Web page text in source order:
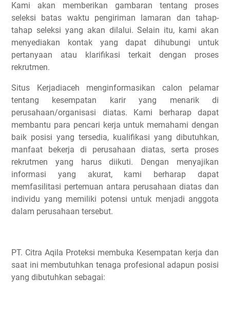
Kami akan memberikan gambaran tentang proses
seleksi batas waktu pengiriman lamaran dan tahap-
tahap seleksi yang akan dilalui. Selain itu, kami akan
menyediakan kontak yang dapat dihubungi untuk
pertanyaan atau klarifikasi terkait dengan proses
rekrutmen.
Situs Kerjadiaceh menginformasikan calon pelamar
tentang kesempatan karir yang menarik di
perusahaan/organisasi diatas. Kami berharap dapat
membantu para pencari kerja untuk memahami dengan
baik posisi yang tersedia, kualifikasi yang dibutuhkan,
manfaat bekerja di perusahaan diatas, serta proses
rekrutmen yang harus diikuti. Dengan menyajikan
informasi yang akurat, kami berharap dapat
memfasilitasi pertemuan antara perusahaan diatas dan
individu yang memiliki potensi untuk menjadi anggota
dalam perusahaan tersebut.
PT. Citra Aqila Proteksi membuka Kesempatan kerja dan
saat ini membutuhkan tenaga profesional adapun posisi
yang dibutuhkan sebagai: